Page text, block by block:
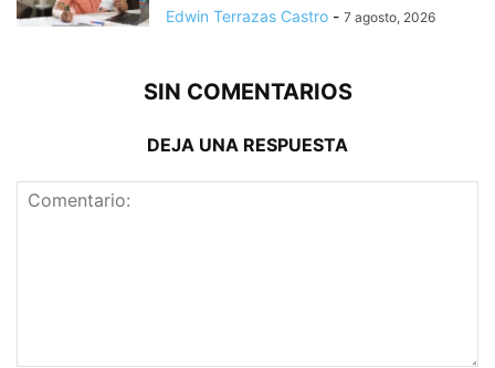
Edwin Terrazas Castro - 7 agosto, 2026
SIN COMENTARIOS
DEJA UNA RESPUESTA